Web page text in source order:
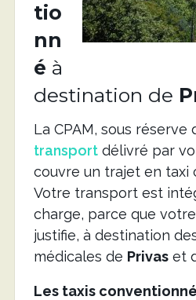
tio
nn
é à
destination de
La CPAM, sous réserve
transportdélivré par
couvre un trajet en taxi
Votre transport est
charge, parce que
justifie, à destination
médicales de Privaset
Les taxis